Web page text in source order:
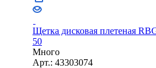
Щетка дисковая плетеная
50
Много
Арт.: 43303074